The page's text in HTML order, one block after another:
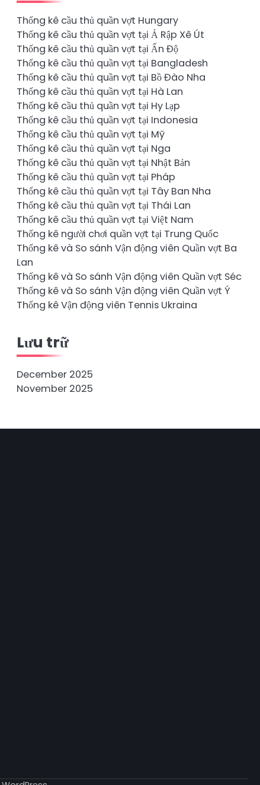
Thống kê cầu thủ quần vợt Hungary
Thống kê cầu thủ quần vợt tại Ả Rập Xê Út
Thống kê cầu thủ quần vợt tại Ấn Độ
Thống kê cầu thủ quần vợt tại Bangladesh
Thống kê cầu thủ quần vợt tại Bồ Đào Nha
Thống kê cầu thủ quần vợt tại Hà Lan
Thống kê cầu thủ quần vợt tại Hy Lạp
Thống kê cầu thủ quần vợt tại Indonesia
Thống kê cầu thủ quần vợt tại Mỹ
Thống kê cầu thủ quần vợt tại Nga
Thống kê cầu thủ quần vợt tại Nhật Bản
Thống kê cầu thủ quần vợt tại Pháp
Thống kê cầu thủ quần vợt tại Tây Ban Nha
Thống kê cầu thủ quần vợt tại Thái Lan
Thống kê cầu thủ quần vợt tại Việt Nam
Thống kê người chơi quần vợt tại Trung Quốc
Thống kê và So sánh Vận động viên Quần vợt Ba
Lan
Thống kê và So sánh Vận động viên Quần vợt Séc
Thống kê và So sánh Vận động viên Quần vợt Ý
Thống kê Vận động viên Tennis Ukraina
Lưu trữ
December 2025
November 2025